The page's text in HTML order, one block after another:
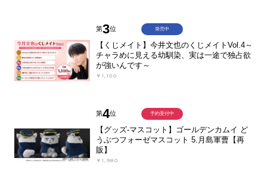
第3位
【くじメイト】今井文也のくじメイトVol.4～
チャラめに見える幼馴染、実は一途で独占欲
が強いんです～
￥1,100
発売中
第4位
【グッズ-マスコット】ゴールデンカムイ ど
うぶつフォーゼマスコット 5.月島軍曹【再
販】
￥1,980
予約受付中